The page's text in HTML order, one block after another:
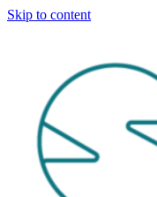
Skip to content